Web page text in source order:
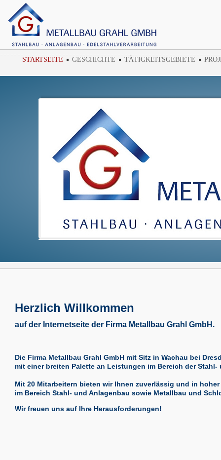
STARTSEITE GESCHICHTE TÄTIGKEITSGEBIETE
Herzlich Willkommen
auf der Internetseite der Firma Metallbau Grahl GmbH.
Die Firma Metallbau Grahl GmbH mit Sitz in Wachau bei
mit einer breiten Palette an Leistungen im Bereich der
Mit 20 Mitarbeitern bieten wir Ihnen zuverlässig und in
im Bereich Stahl- und Anlagenbau sowie Metallbau und
Wir freuen uns auf Ihre Herausforderungen!